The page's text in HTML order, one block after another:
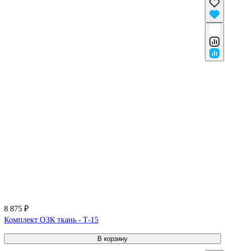
8 875 ₽
Комплект ОЗК ткань - Т-15
В корзину